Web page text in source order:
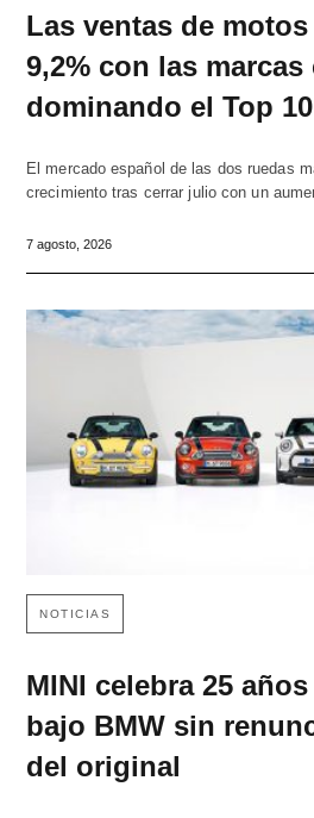
Las ventas de
9,2% con las
dominando el Top 10
El mercado español de las dos ruedas
crecimiento tras cerrar julio con un
7 agosto, 2026
NOTICIAS
MINI celebra 25
bajo BMW sin
del original